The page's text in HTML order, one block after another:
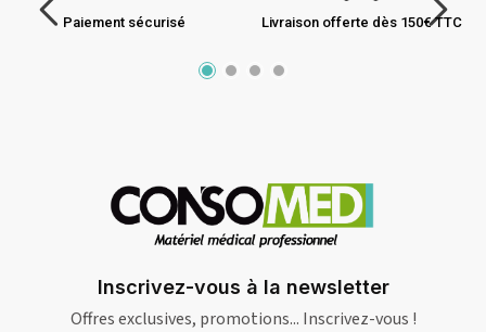
Paiement sécurisé Livraison offerte dès 150€ TTC
Inscrivez-vous à la newsletter
Offres exclusives, promotions... Inscrivez-vous !